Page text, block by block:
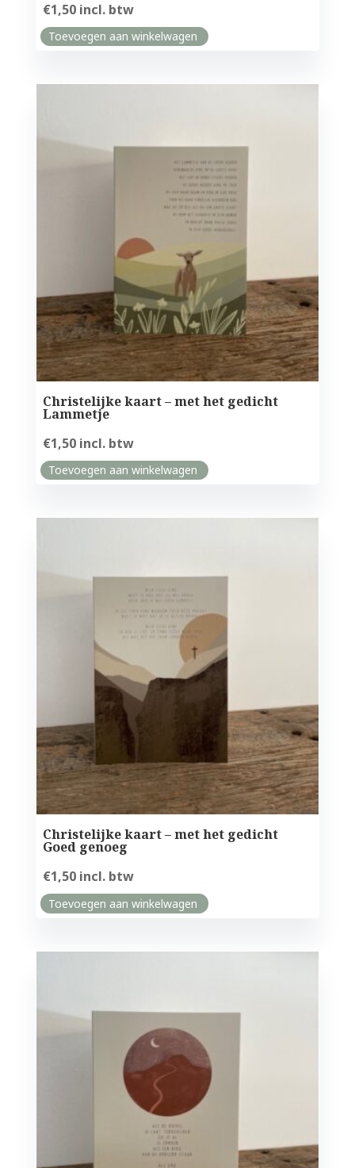
€1,50 incl. btw
Toevoegen aan winkelwagen
Christelijke kaart – met het gedicht
Lammetje
€1,50 incl. btw
Toevoegen aan winkelwagen
Christelijke kaart – met het gedicht
Goed genoeg
€1,50 incl. btw
Toevoegen aan winkelwagen